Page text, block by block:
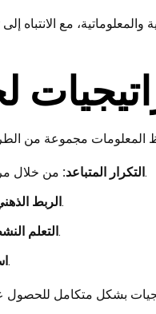
والمعلوماتية، مع
التكرار المتباعد:من خلال مراجعة المعلومات على فترات زمنية متباعدة، يمكن تحسين القدرة على الاحتفاظ بالمعلومات.
الربطإنشاء روابط بين المعلومات الجديدة وما هو معروف مسبقًا يساعد في تعزيز الفهم والتذكر.
التعلمالمشاركة في الأنشطة التعليمية مثل المناقشات أو الدراسة الجماعية تعزز من الاستيعاب.
دمج النصوص والصور والفيديوهات يمكن أن يعزز من فعالية التعلم.